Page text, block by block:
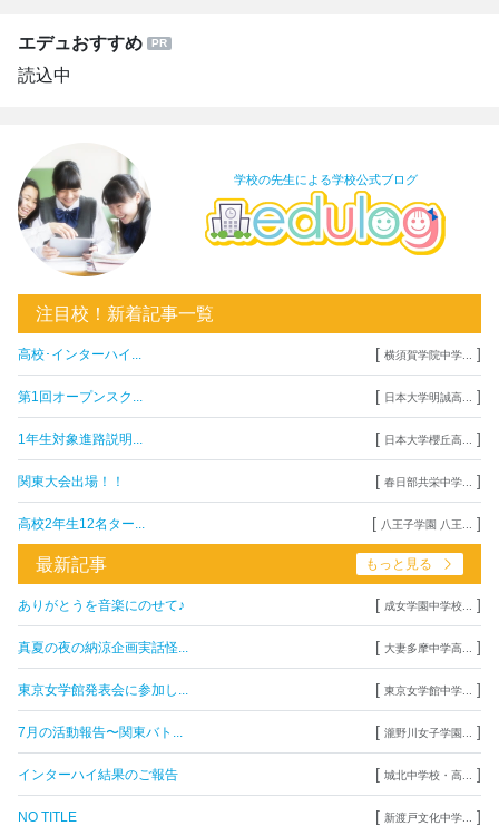
エデュおすすめ
読込中
学校の先生による学校公式ブログ
注目校！新着記事一覧
高校･インターハイ... [ 横須賀学院中学... ]
第1回オープンスク... [ 日本大学明誠高... ]
1年生対象進路説明... [ 日本大学櫻丘高... ]
関東大会出場！！ [ 春日部共栄中学... ]
高校2年生12名ター... [ 八王子学園 八王... ]
最新記事 もっと見る
ありがとうを音楽にのせて♪ [ 成女学園中学校... ]
真夏の夜の納涼企画実話怪... [ 大妻多摩中学高... ]
東京女学館発表会に参加し... [ 東京女学館中学... ]
7月の活動報告〜関東バト... [ 瀧野川女子学園... ]
インターハイ結果のご報告 [ 城北中学校・高... ]
NO TITLE [ 新渡戸文化中学... ]